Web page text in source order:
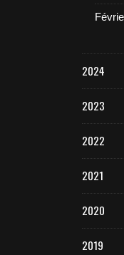
2024
2023
2022
2021
2020
2019